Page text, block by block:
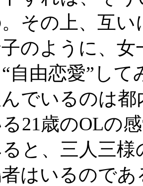
その上、互
のように、
自由恋愛”して
でいるのは
21歳のOLの
と、三人三
はいるのであ